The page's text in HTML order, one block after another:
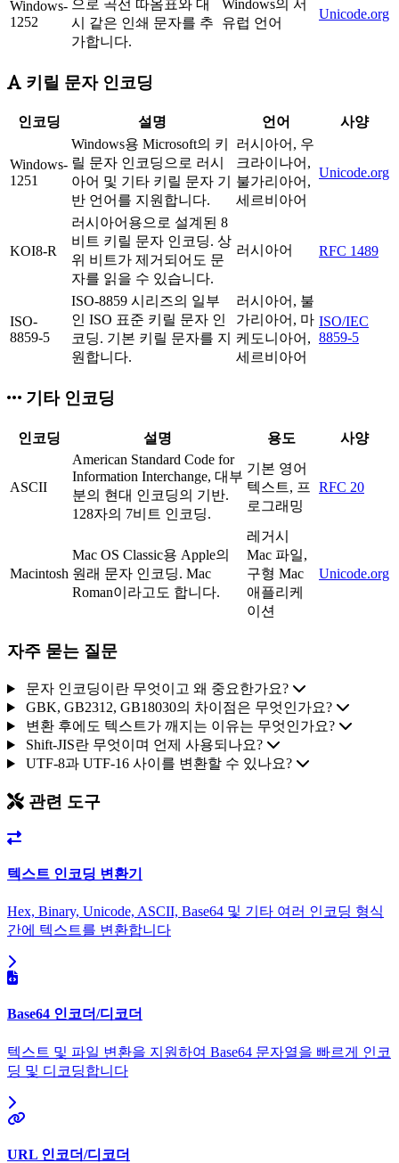
Windows-
1252
으로 곡선 따옴표와 대
시 같은 인쇄 문자를 추
가합니다.
Windows의 서
유럽 언어
Unicode.org
키릴 문자 인코딩
인코딩 설명 언어 사양
Windows-
1251
Windows용 Microsoft의 키
릴 문자 인코딩으로 러시
아어 및 기타 키릴 문자 기
반 언어를 지원합니다.
러시아어, 우
크라이나어,
불가리아어,
세르비아어
Unicode.org
KOI8-R
러시아어용으로 설계된 8
비트 키릴 문자 인코딩. 상
위 비트가 제거되어도 문
자를 읽을 수 있습니다.
러시아어 RFC 1489
ISO-
8859-5
ISO-8859 시리즈의 일부
인 ISO 표준 키릴 문자 인
코딩. 기본 키릴 문자를 지
원합니다.
러시아어, 불
가리아어, 마
케도니아어,
세르비아어
ISO/IEC
8859-5
기타 인코딩
인코딩 설명 용도 사양
ASCII
American Standard Code for
Information Interchange, 대부
분의 현대 인코딩의 기반.
128자의 7비트 인코딩.
기본 영어
텍스트, 프
로그래밍
RFC 20
Macintosh
Mac OS Classic용 Apple의
원래 문자 인코딩. Mac
Roman이라고도 합니다.
레거시
Mac 파일,
구형 Mac
애플리케
이션
Unicode.org
자주 묻는 질문
문자 인코딩이란 무엇이고 왜 중요한가요?
GBK, GB2312, GB18030의 차이점은 무엇인가요?
변환 후에도 텍스트가 깨지는 이유는 무엇인가요?
Shift-JIS란 무엇이며 언제 사용되나요?
UTF-8과 UTF-16 사이를 변환할 수 있나요?
관련 도구
텍스트 인코딩 변환기
Hex, Binary, Unicode, ASCII, Base64 및 기타 여러 인코딩 형식
간에 텍스트를 변환합니다
Base64 인코더/디코더
텍스트 및 파일 변환을 지원하여 Base64 문자열을 빠르게 인코
딩 및 디코딩합니다
URL 인코더/디코더